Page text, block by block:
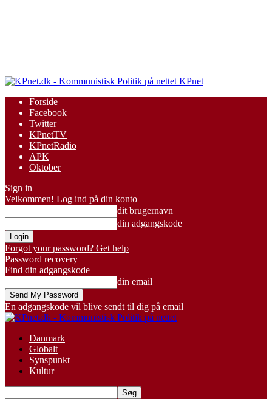
KPnet
Forside
Facebook
Twitter
KPnetTV
KPnetRadio
APK
Oktober
Sign in
Velkommen! Log ind på din konto
dit brugernavn
din adgangskode
Forgot your password? Get help
Password recovery
Find din adgangskode
din email
En adgangskode vil blive sendt til dig på email
Danmark
Globalt
Synspunkt
Kultur